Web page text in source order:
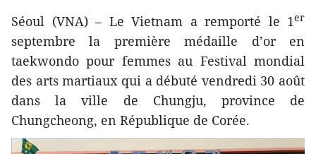
Séoul (VNA) – Le Vietnam a remporté le 1er
septembre la première médaille d’or en
taekwondo pour femmes au Festival mondial
des arts martiaux qui a débuté vendredi 30 août
dans la ville de Chungju, province de
Chungcheong, en République de Corée.